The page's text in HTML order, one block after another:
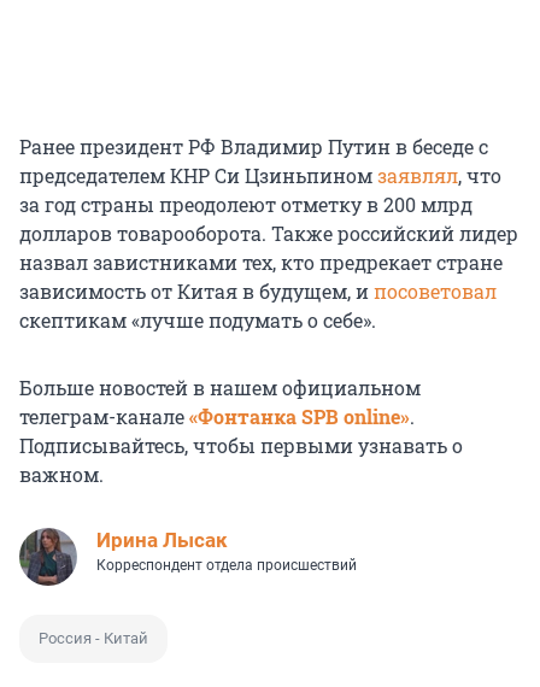
Ранее президент РФ Владимир Путин в беседе с
председателем КНР Си Цзиньпиномзаявлял, что
за год страны преодолеют отметку в 200 млрд
долларов товарооборота. Также российский лидер
назвал завистниками тех, кто предрекает стране
зависимость от Китая в будущем, ипосоветовал
скептикам «лучше подумать о себе».
Больше новостей в нашем официальном
телеграм-канале«Фонтанка SPB online».
Подписывайтесь, чтобы первыми узнавать о
важном.
Ирина Лысак
Корреспондент отдела происшествий
Россия - Китай